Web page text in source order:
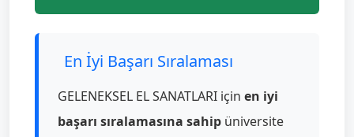
En İyi Başarı Sıralaması
GELENEKSEL EL SANATLARI için en iyi
başarı sıralamasına sahip üniversite